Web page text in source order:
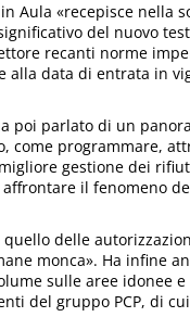
Aula «recepisce nella
del nuovo
recanti norme
data di entrata in
poi parlato di un
come programmare,
gestione dei
il fenomeno
delle
monca». Ha infine
sulle aree idonee
del gruppo PCP, di